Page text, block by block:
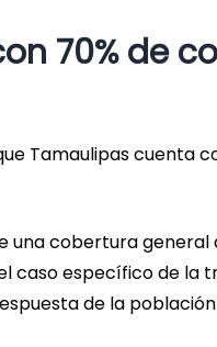
70% de
Tamaulipas cuenta
una cobertura general
caso específico de
de la población